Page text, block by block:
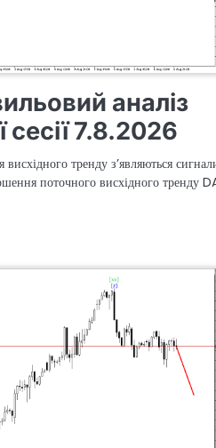
аналіз
сесії 7.8.2026
тренду з’являються
поточного висхідного тренду